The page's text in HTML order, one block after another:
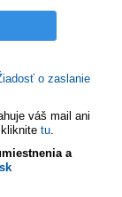
o zaslanie
váš mail ani
tu.
a